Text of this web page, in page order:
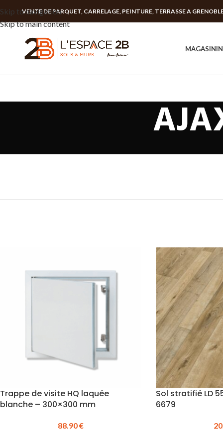
Skip to navigation
Skip to main content
VENTE DE PARQUET, CARRELAGE, PEINTURE, TERRASSE A
MAGASIN
Trappe de visite HQ laquée
blanche – 300×300 mm
88.90€
Sol stratifié LD
6679